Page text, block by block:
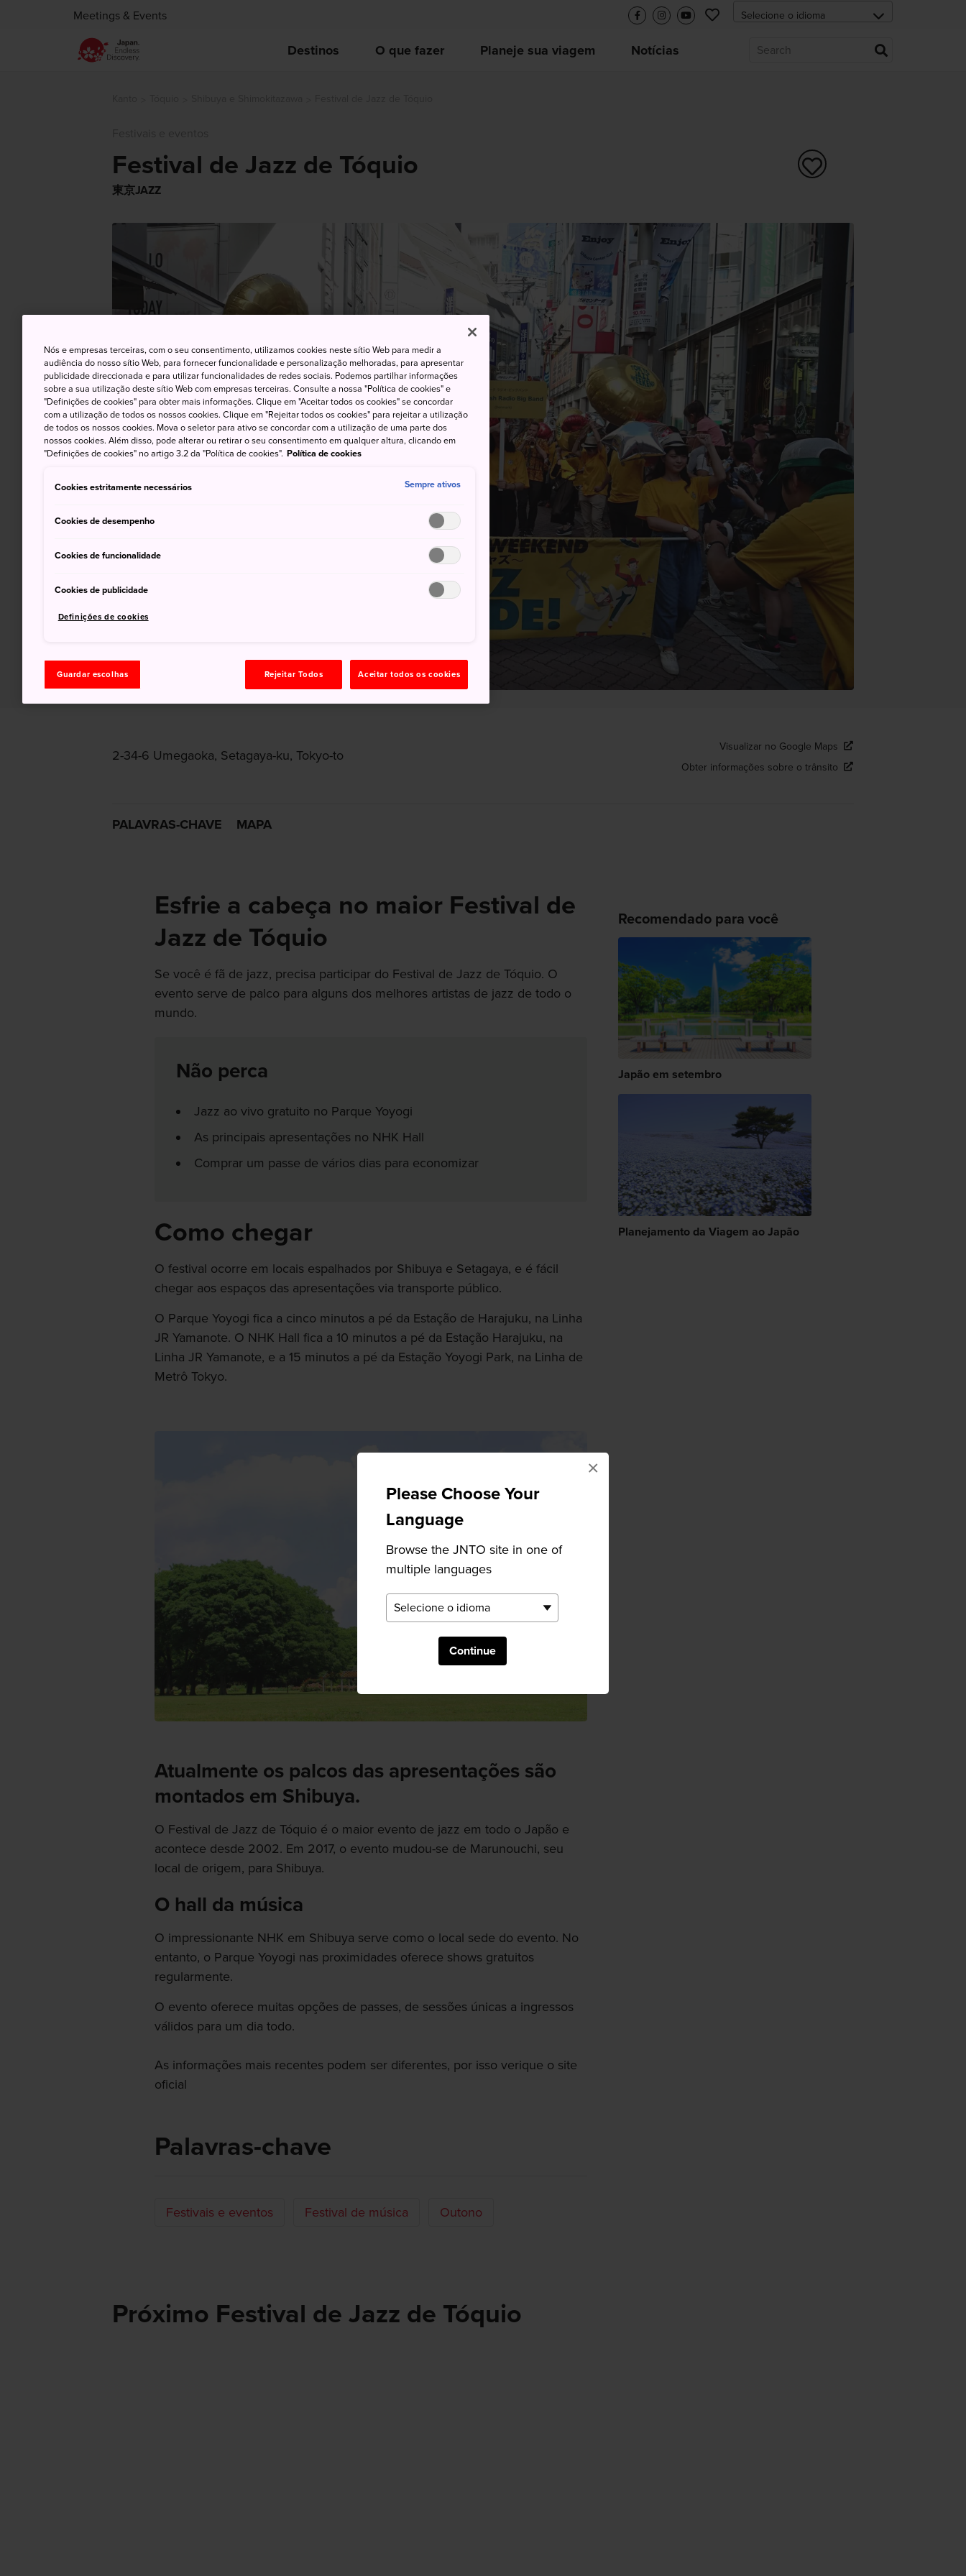
Please Choose Your
Language
Browse the JNTO site in one of
multiple languages
Continue
×
Meetings & Events
Destinos O que fazer Planeje sua viagem Notícias
Festival de Jazz de Tóquio
東京JAZZ
2-34-6 Umegaoka, Setagaya-ku, Tokyo-to
Visualizar no Google Maps
Obter informações sobre o trânsito
PALAVRAS-CHAVE MAPA
Esfrie a cabeça no maior Festival de
Jazz de Tóquio
Se você é fã de jazz, precisa participar do Festival de Jazz de Tóquio. O
evento serve de palco para alguns dos melhores artistas de jazz de todo o
mundo.
Não perca
Jazz ao vivo gratuito no Parque Yoyogi
As principais apresentações no NHK Hall
Comprar um passe de vários dias para economizar
Como chegar
O festival ocorre em locais espalhados por Shibuya e Setagaya, e é fácil
chegar aos espaços das apresentações via transporte público.
O Parque Yoyogi fica a cinco minutos a pé da Estação de Harajuku, na Linha
JR Yamanote. O NHK Hall fica a 10 minutos a pé da Estação Harajuku, na
Linha JR Yamanote, e a 15 minutos a pé da Estação Yoyogi Park, na Linha de
Metrô Tokyo.
Atualmente os palcos das apresentações são
montados em Shibuya.
O Festival de Jazz de Tóquio é o maior evento de jazz em todo o Japão e
acontece desde 2002. Em 2017, o evento mudou-se de Marunouchi, seu
local de origem, para Shibuya.
O hall da música
O impressionante NHK em Shibuya serve como o local sede do evento. No
entanto, o Parque Yoyogi nas proximidades oferece shows gratuitos
regularmente.
O evento oferece muitas opções de passes, de sessões únicas a ingressos
válidos para um dia todo.
As informações mais recentes podem ser diferentes, por isso verique o site
oficial
Palavras-chave
Festivais e eventos Festival de música Outono
Recomendado para você
Japão em setembro
Planejamento da Viagem ao Japão
Próximo Festival de Jazz de Tóquio
Nós e empresas terceiras, com o seu consentimento, utilizamos cookies neste sítio Web para medir a
audiência do nosso sítio Web, para fornecer funcionalidade e personalização melhoradas, para apresentar
publicidade direccionada e para utilizar funcionalidades de redes sociais. Podemos partilhar informações
sobre a sua utilização deste sítio Web com empresas terceiras. Consulte a nossa "Política de cookies" e
"Definições de cookies" para obter mais informações. Clique em "Aceitar todos os cookies" se concordar
com a utilização de todos os nossos cookies. Clique em "Rejeitar todos os cookies" para rejeitar a utilização
de todos os nossos cookies. Mova o seletor para ativo se concordar com a utilização de uma parte dos
nossos cookies. Além disso, pode alterar ou retirar o seu consentimento em qualquer altura, clicando em
"Definições de cookies" no artigo 3.2 da "Política de cookies". Política de cookies
Cookies estritamente necessários Sempre ativos
Cookies de desempenho
Cookies de funcionalidade
Cookies de publicidade
Definições de cookies
Guardar escolhas Rejeitar Todos Aceitar todos os cookies